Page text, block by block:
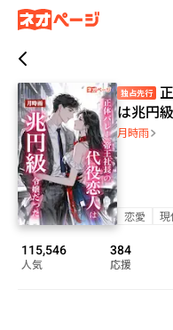
独占先行
は兆円
月時雨
恋愛 現
115,546
人気
384
応援